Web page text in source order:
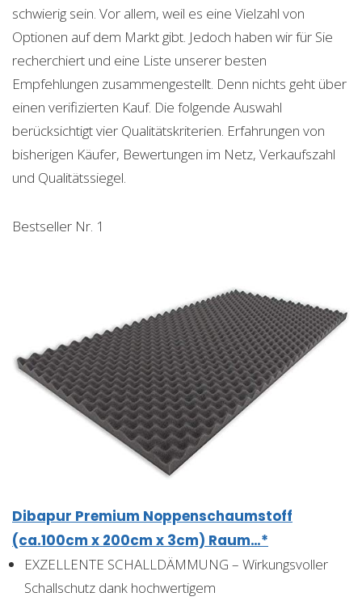
schwierig sein. Vor allem, weil es eine Vielzahl von
Optionen auf dem Markt gibt. Jedoch haben wir für Sie
recherchiert und eine Liste unserer besten
Empfehlungen zusammengestellt. Denn nichts geht über
einen verifizierten Kauf. Die folgende Auswahl
berücksichtigt vier Qualitätskriterien. Erfahrungen von
bisherigen Käufer, Bewertungen im Netz, Verkaufszahl
und Qualitätssiegel.
Bestseller Nr. 1
Dibapur Premium Noppenschaumstoff
(ca.100cm x 200cm x 3cm) Raum…*
EXZELLENTE SCHALLDÄMMUNG – Wirkungsvoller
Schallschutz dank hochwertigem